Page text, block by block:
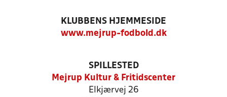
KLUBBENS HJEMMESIDE
www.mejrup-fodbold.dk
SPILLESTED
Mejrup Kultur & Fritidscenter
Elkjærvej 26